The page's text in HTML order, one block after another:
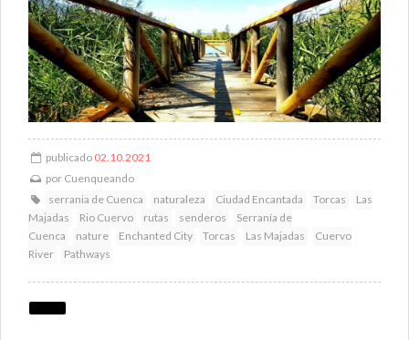
publicado 02.10.2021
por Cuenqueando
serrania de Cuenca
naturaleza Ciudad Encantada Torcas
Las
Majadas
Rio Cuervo rutas senderos
Serranía de
Cuenca
nature Enchanted City Torcas Las Majadas
Cuervo
River
Pathways